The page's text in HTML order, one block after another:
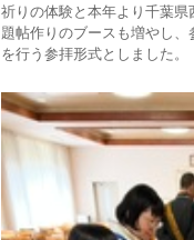
祈りの体験と本年より千葉
題帖作りのブースも増やし、
を行う参拝形式としました。